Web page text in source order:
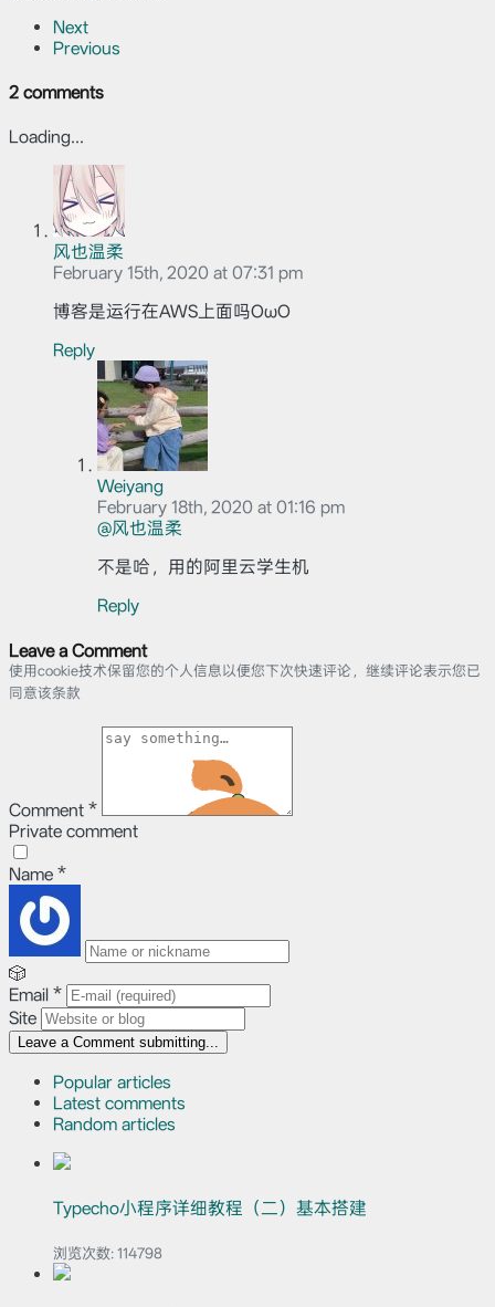
Next
Previous
2 comments
Loading...
风也温柔
February 15th, 2020 at 07:31 pm
博客是运行在AWS上面吗OωO
Reply
Weiyang
February 18th, 2020 at 01:16 pm
@风也温柔
不是哈，用的阿里云学生机
Reply
Leave a Comment
使用cookie技术保留您的个人信息以便您下次快速评论，继续评论表示您已
同意该条款
Comment *
Private comment
Name *
🎲
Email *
Site
Leave a Comment submitting...
Popular articles
Latest comments
Random articles
Typecho小程序详细教程（二）基本搭建
浏览次数: 114798